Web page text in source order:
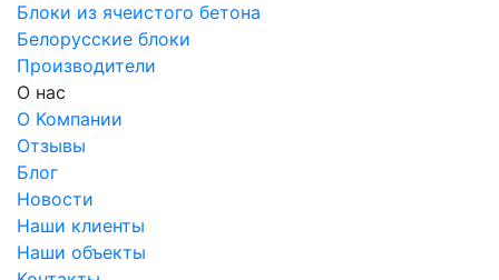
Блоки из ячеистого бетона
Белорусские блоки
Производители
О нас
О Компании
Отзывы
Блог
Новости
Наши клиенты
Наши объекты